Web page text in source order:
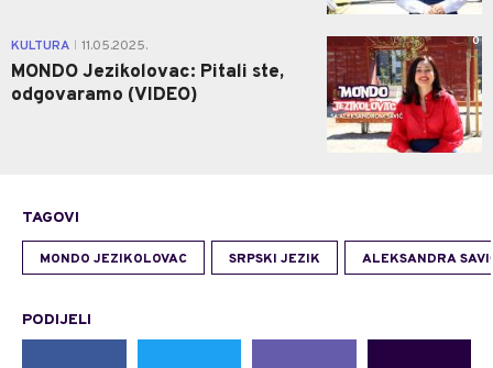
KULTURA 11.05.2025.
MONDO Jezikolovac: Pitali ste,
odgovaramo (VIDEO)
0
TAGOVI
MONDO JEZIKOLOVAC SRPSKI JEZIK ALEKSANDRA
PODIJELI